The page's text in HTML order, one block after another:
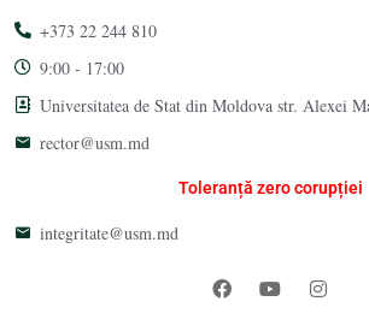
+373 22 244 810
9:00 - 17:00
Universitatea de Stat din Moldova str. Alexei
rector@usm.md
Toleranță zero corupției
integritate@usm.md